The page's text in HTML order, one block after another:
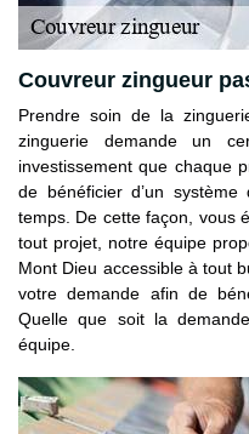
Couvreur zingueur
Prendre soin de la
zinguerie demande un
investissement que chaque
de bénéficier d’un
temps. De cette façon, vous
tout projet, notre équipe
Mont Dieu accessible à tout
votre demande afin de
Quelle que soit la
équipe.